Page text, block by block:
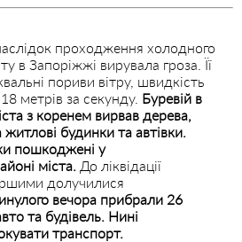
проходження холодного
в Запоріжжі вирувала гроза. Її
пориви вітру, швидкість
метрів за секунду. Буревій в
з коренем вирвав дерева,
будинки та автівки.
пошкоджені у
міста. До ліквідації
долучилися
вечора прибрали 26
та будівель. Нині
транспорт.